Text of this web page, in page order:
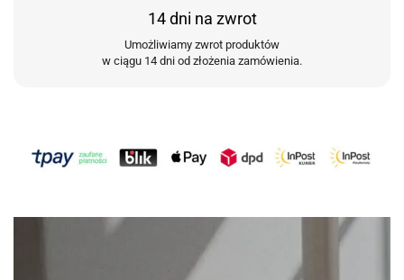
14 dni na zwrot
Umożliwiamy zwrot produktów
w ciągu 14 dni od złożenia zamówienia.